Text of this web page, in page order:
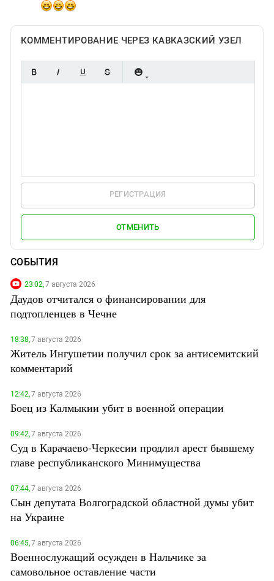
КОММЕНТИРОВАНИЕ ЧЕРЕЗ КАВКАЗСКИЙ УЗЕЛ
РЕГИСТРАЦИЯ
ОТМЕНИТЬ
СОБЫТИЯ
23:02,7 августа 2026
Даудов отчитался о финансировании для
подтопленцев в Чечне
18:38,7 августа 2026
Житель Ингушетии получил срок за антисемитский
комментарий
12:42,7 августа 2026
Боец из Калмыкии убит в военной операции
09:42,7 августа 2026
Суд в Карачаево-Черкесии продлил арест бывшему
главе республиканского Минимущества
07:44,7 августа 2026
Сын депутата Волгоградской областной думы убит
на Украине
06:45,7 августа 2026
Военнослужащий осужден в Нальчике за
самовольное оставление части